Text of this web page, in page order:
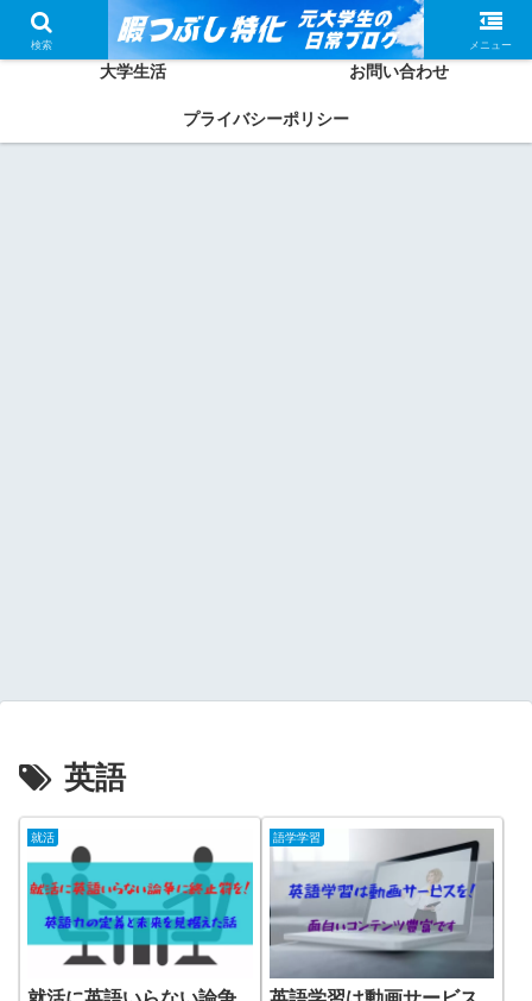
ホーム かしわってどんな人？
大学生活 お問い合わせ
プライバシーポリシー
英語
就活 語学学習
検索 メニュー